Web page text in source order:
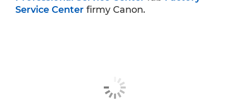
Service Center firmy Canon.